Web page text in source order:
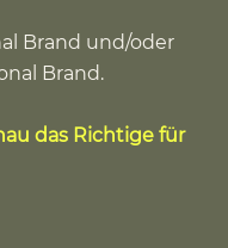
Brand und/oder
Brand.
das Richtige für